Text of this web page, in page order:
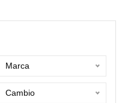
Marca
Cambio